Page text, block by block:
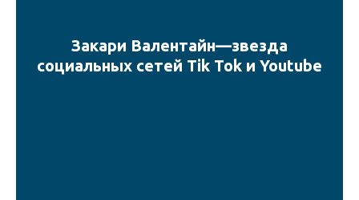
Закари Валентайн—звезда
социальных сетей Tik Tok и Youtube